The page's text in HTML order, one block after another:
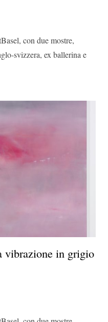
con due mostre,
svizzera, ex ballerina e
vibrazione in grigio